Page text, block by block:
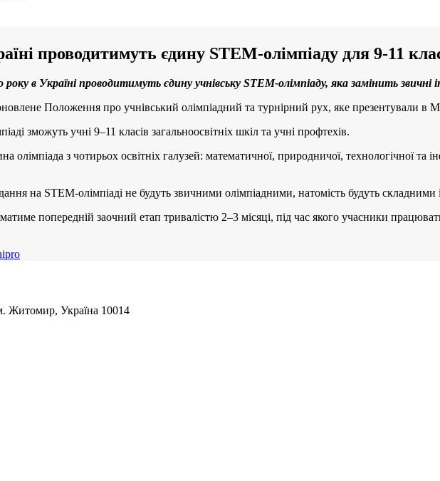
проводитимуть єдину STEM-олімпіаду для 9-11
в Україні проводитимуть єдину учнівську STEM-олімпіаду, яка замінить звичні
Положення про учнівський олімпіадний та турнірний рух, яке презентували в
зможуть учні 9–11 класів загальноосвітніх шкіл та учні профтехів.
олімпіада з чотирьох освітніх галузей: математичної, природничої, технологічної
на STEM-олімпіаді не будуть звичними олімпіадними, натомість будуть складними
попередній заочний етап тривалістю 2–3 місяці, під час якого учасники
Житомир, Україна 10014